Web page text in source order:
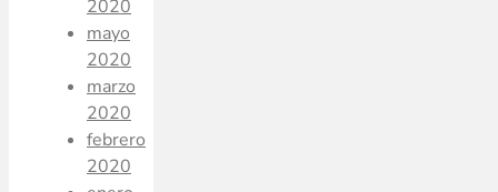
2020
mayo
2020
marzo
2020
febrero
2020